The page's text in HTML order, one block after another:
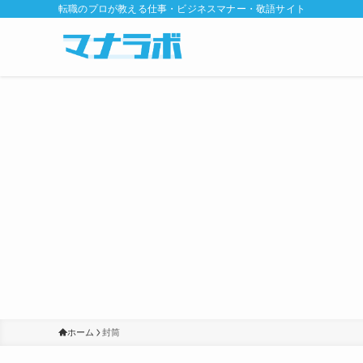
転職のプロが教える仕事・ビジネスマナー・敬語サイト
ホーム 封筒